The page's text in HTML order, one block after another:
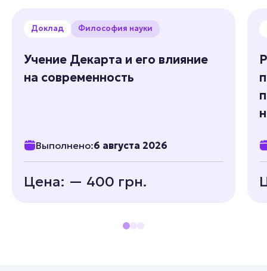
Доклад Философия науки
Учение Декарта и его влияние
на современность
Выполнено:6 августа 2026
Цена: — 400 грн.